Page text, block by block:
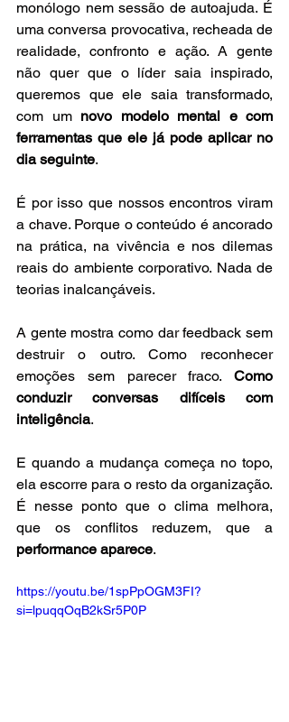
monólogo nem sessão de autoajuda. É
uma conversa provocativa, recheada de
realidade, confronto e ação. A gente
não quer que o líder saia inspirado,
queremos que ele saia transformado,
com um novo modelo mental e com
ferramentas que ele já pode aplicar no
dia seguinte.
É por isso que nossos encontros viram
a chave. Porque o conteúdo é ancorado
na prática, na vivência e nos dilemas
reais do ambiente corporativo. Nada de
teorias inalcançáveis.
A gente mostra como dar feedback sem
destruir o outro. Como reconhecer
emoções sem parecer fraco. Como
conduzir conversas difíceis com
inteligência.
E quando a mudança começa no topo,
ela escorre para o resto da organização.
É nesse ponto que o clima melhora,
performance aparece.
https://youtu.be/1spPpOGM3FI?
si=lpuqqOqB2kSr5P0P